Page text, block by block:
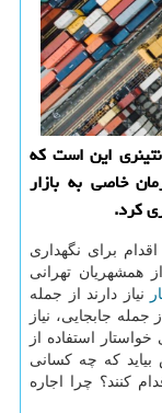
این است كه
خاصی به بازار
كرد.
اقدام برای نگهداری
همشهریان تهرانی
نیاز دارند از جمله
جابجایی، نیاز
استفاده از
بیاید که چه کسانی
کنند؟ چرا اجاره